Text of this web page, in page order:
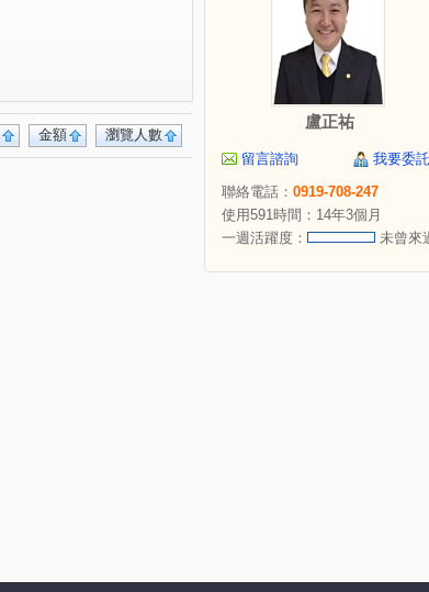
瀏覽人數
金額
盧正祐
留言諮詢
我要委託
聯絡電話： 0919-708-247
使用591時間：14年3個月
一週活躍度：
未曾來